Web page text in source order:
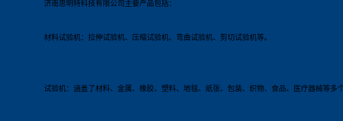
济南思明特科技有限公司主要产品包括：
材料试验机：拉伸试验机、压缩试验机、弯曲试验机、剪切试验机等。
试验机：涵盖了材料、金属、橡胶、塑料、地毯、纸张、包装、织物、食品、医疗器械等多